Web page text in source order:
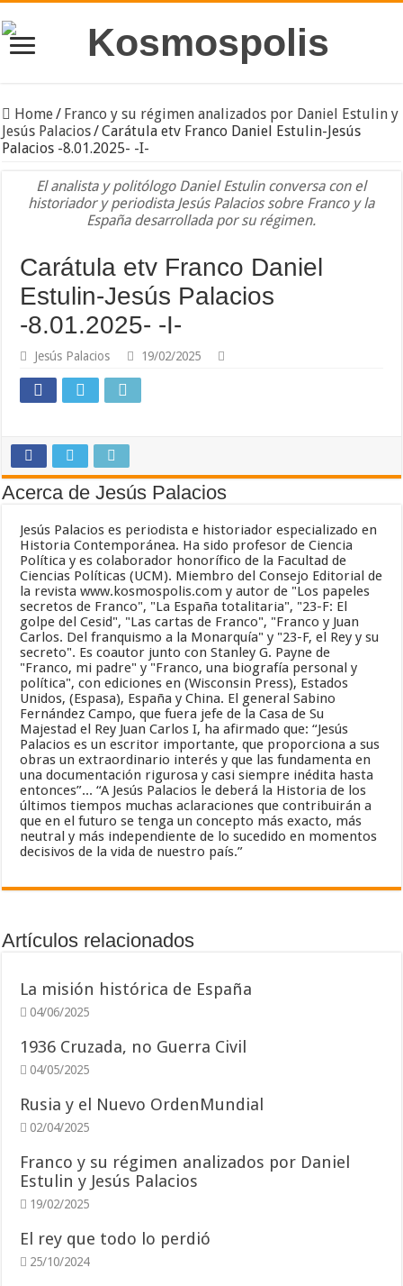
Home/ Franco y su régimen analizados por Daniel Estulin y
Jesús Palacios/Carátula etv Franco Daniel Estulin-Jesús
Palacios -8.01.2025- -I-
El analista y politólogo Daniel Estulin conversa con el
historiador y periodista Jesús Palacios sobre Franco y la
España desarrollada por su régimen.
Carátula etv Franco Daniel
Estulin-Jesús Palacios
-8.01.2025- -I-
Jesús Palacios 19/02/2025
Acerca de Jesús Palacios
Jesús Palacios es periodista e historiador especializado en
Historia Contemporánea. Ha sido profesor de Ciencia
Política y es colaborador honorífico de la Facultad de
Ciencias Políticas (UCM). Miembro del Consejo Editorial de
la revista www.kosmospolis.com y autor de "Los papeles
secretos de Franco", "La España totalitaria", "23-F: El
golpe del Cesid", "Las cartas de Franco", "Franco y Juan
Carlos. Del franquismo a la Monarquía" y "23-F, el Rey y su
secreto". Es coautor junto con Stanley G. Payne de
"Franco, mi padre" y "Franco, una biografía personal y
política", con ediciones en (Wisconsin Press), Estados
Unidos, (Espasa), España y China. El general Sabino
Fernández Campo, que fuera jefe de la Casa de Su
Majestad el Rey Juan Carlos I, ha afirmado que: “Jesús
Palacios es un escritor importante, que proporciona a sus
obras un extraordinario interés y que las fundamenta en
una documentación rigurosa y casi siempre inédita hasta
entonces”... “A Jesús Palacios le deberá la Historia de los
últimos tiempos muchas aclaraciones que contribuirán a
que en el futuro se tenga un concepto más exacto, más
neutral y más independiente de lo sucedido en momentos
decisivos de la vida de nuestro país.”
Artículos relacionados
La misión histórica de España
04/06/2025
1936 Cruzada, no Guerra Civil
04/05/2025
Rusia y el Nuevo OrdenMundial
02/04/2025
Franco y su régimen analizados por Daniel
Estulin y Jesús Palacios
19/02/2025
El rey que todo lo perdió
25/10/2024